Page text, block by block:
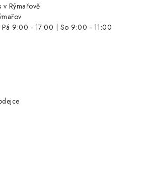
v Rýmařově
Pá 9:00 - 17:00 | So 9:00 - 11:00